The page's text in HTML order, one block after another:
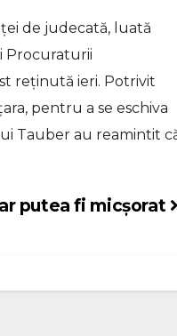
de judecată, luată
Procuraturii
reținută ieri. Potrivit
pentru a se eschiva
Tauber au reamintit
putea fi micșorat